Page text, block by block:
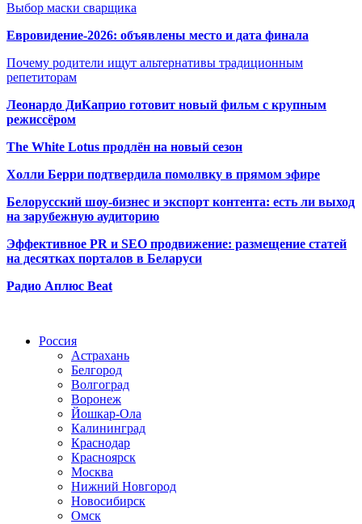
Выбор маски сварщика
Евровидение-2026: объявлены место и дата финала
Почему родители ищут альтернативы традиционным
репетиторам
Леонардо ДиКаприо готовит новый фильм с крупным
режиссёром
The White Lotus продлён на новый сезон
Холли Берри подтвердила помолвку в прямом эфире
Белорусский шоу-бизнес и экспорт контента: есть ли выход
на зарубежную аудиторию
Эффективное PR и SEO продвижение: размещение статей
на десятках порталов в Беларуси
Радио Аплюс Beat
Россия
Астрахань
Белгород
Волгоград
Воронеж
Йошкар-Ола
Калининград
Краснодар
Красноярск
Москва
Нижний Новгород
Новосибирск
Омск